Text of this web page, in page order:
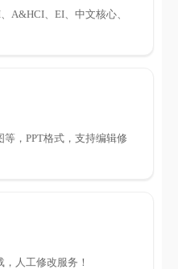
A&HCI、EI、中文核心、
，PPT格式，支持编辑修
人工修改服务！